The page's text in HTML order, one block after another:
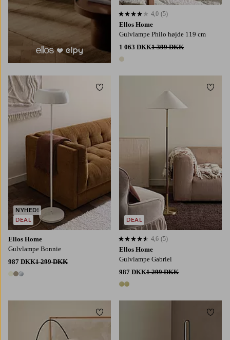
Ellos Home
Gulvlampe Philo højde 119 cm
1 063 DKK1 399 DKK
1 farve
4,0 baseret på 5 bedømmelser
4,0 (5)
Ellos Home
Gulvlampe Bonnie
987 DKK1 299 DKK
3 farver
NYHED!
DEAL
Tilføj til favoritter
Ellos Home
Gulvlampe Gabriel
987 DKK1 299 DKK
2 farver
4,6 baseret på 5 bedømmelser
4,6 (5)
DEAL
Tilføj til favoritter